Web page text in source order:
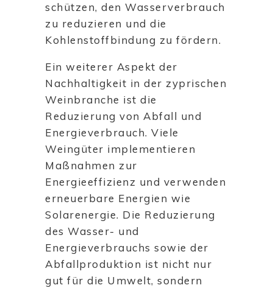
schützen, den Wasserverbrauch
zu reduzieren und die
Kohlenstoffbindung zu fördern.
Ein weiterer Aspekt der
Nachhaltigkeit in der zyprischen
Weinbranche ist die
Reduzierung von Abfall und
Energieverbrauch. Viele
Weingüter implementieren
Maßnahmen zur
Energieeffizienz und verwenden
erneuerbare Energien wie
Solarenergie. Die Reduzierung
des Wasser- und
Energieverbrauchs sowie der
Abfallproduktion ist nicht nur
gut für die Umwelt, sondern